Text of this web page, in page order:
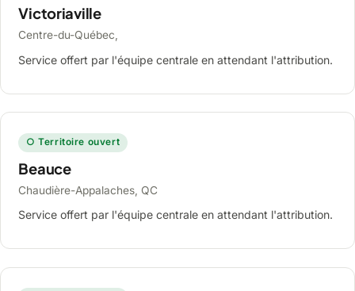
Victoriaville
Centre-du-Québec,
Service offert par l'équipe centrale en attendant l'attribution.
○ Territoire ouvert
Beauce
Chaudière-Appalaches, QC
Service offert par l'équipe centrale en attendant l'attribution.